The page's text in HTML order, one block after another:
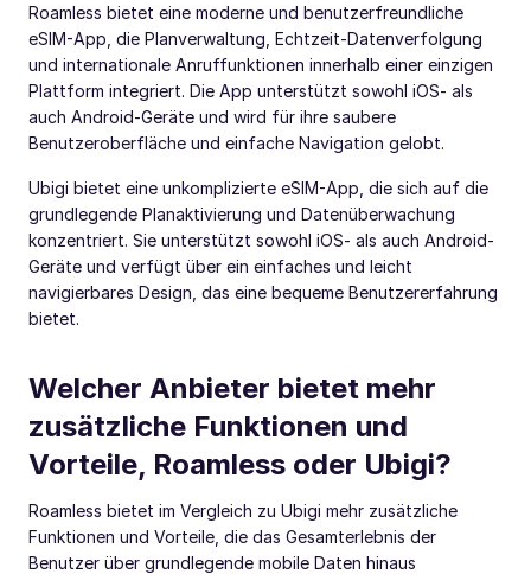
Roamless bietet eine moderne und benutzerfreundliche
eSIM-App, die Planverwaltung, Echtzeit-Datenverfolgung
und internationale Anruffunktionen innerhalb einer einzigen
Plattform integriert. Die App unterstützt sowohl iOS- als
auch Android-Geräte und wird für ihre saubere
Benutzeroberfläche und einfache Navigation gelobt.
Ubigi bietet eine unkomplizierte eSIM-App, die sich auf die
grundlegende Planaktivierung und Datenüberwachung
konzentriert. Sie unterstützt sowohl iOS- als auch Android-
Geräte und verfügt über ein einfaches und leicht
navigierbares Design, das eine bequeme Benutzererfahrung
bietet.
Welcher Anbieter bietet mehr
zusätzliche Funktionen und
Vorteile, Roamless oder Ubigi?
Roamless bietet im Vergleich zu Ubigi mehr zusätzliche
Funktionen und Vorteile, die das Gesamterlebnis der
Benutzer über grundlegende mobile Daten hinaus